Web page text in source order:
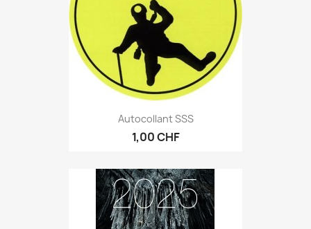
Autocollant SSS
1,00 CHF